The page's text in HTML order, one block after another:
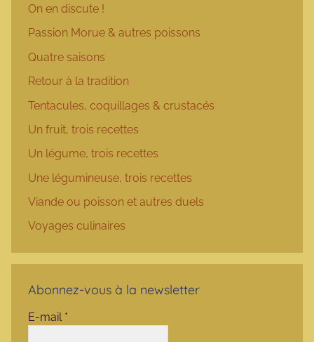
On en discute !
Passion Morue & autres poissons
Quatre saisons
Retour à la tradition
Tentacules, coquillages & crustacés
Un fruit, trois recettes
Un légume, trois recettes
Une légumineuse, trois recettes
Viande ou poisson et autres duels
Voyages culinaires
Abonnez-vous à la newsletter
E-mail *